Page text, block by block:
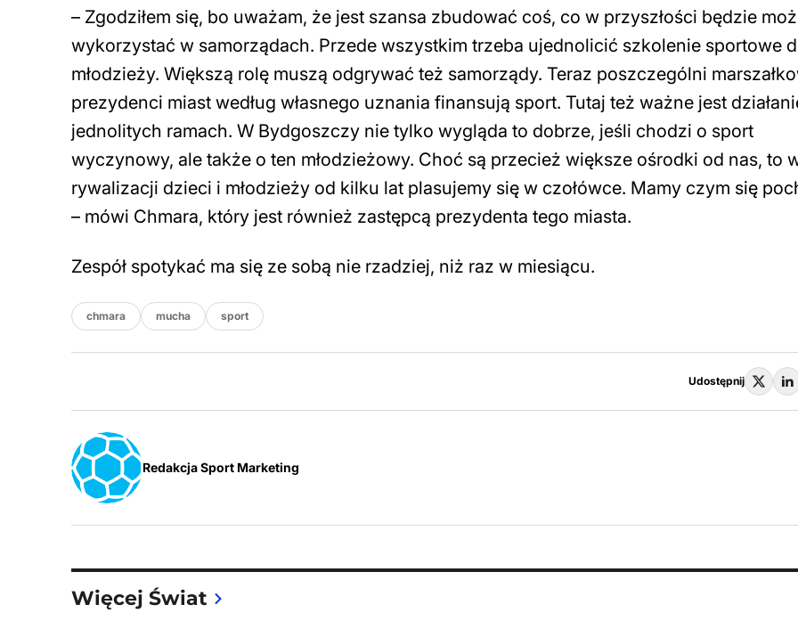
– Zgodziłem się, bo uważam, że jest szansa zbudować coś, co w przyszłości będzie
wykorzystać w samorządach. Przede wszystkim trzeba ujednolicić szkolenie sportowe
młodzieży. Większą rolę muszą odgrywać też samorządy. Teraz poszczególni
prezydenci miast według własnego uznania finansują sport. Tutaj też ważne jest
jednolitych ramach. W Bydgoszczy nie tylko wygląda to dobrze, jeśli chodzi o sport
wyczynowy, ale także o ten młodzieżowy. Choć są przecież większe ośrodki od nas, to
rywalizacji dzieci i młodzieży od kilku lat plasujemy się w czołówce. Mamy czym się
– mówi Chmara, który jest również zastępcą prezydenta tego miasta.
Zespół spotykać ma się ze sobą nie rzadziej, niż raz w miesiącu.
chmara mucha sport
Udostępnij
Redakcja Sport Marketing
Więcej Świat